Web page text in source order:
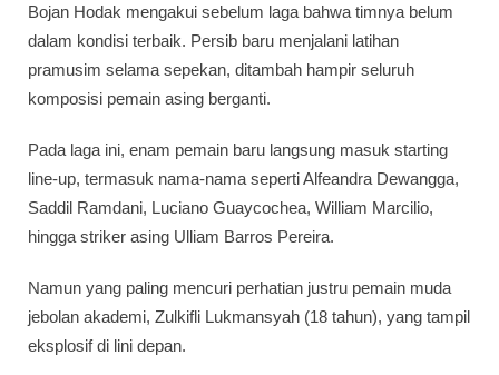
Bojan Hodak mengakui sebelum laga bahwa timnya belum
dalam kondisi terbaik. Persib baru menjalani latihan
pramusim selama sepekan, ditambah hampir seluruh
komposisi pemain asing berganti.
Pada laga ini, enam pemain baru langsung masuk starting
line-up, termasuk nama-nama seperti Alfeandra Dewangga,
Saddil Ramdani, Luciano Guaycochea, William Marcilio,
hingga striker asing Ulliam Barros Pereira.
Namun yang paling mencuri perhatian justru pemain muda
jebolan akademi, Zulkifli Lukmansyah (18 tahun), yang tampil
eksplosif di lini depan.